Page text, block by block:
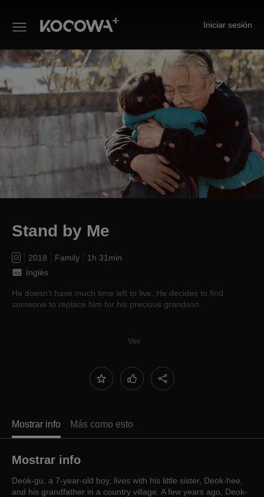
Iniciar sesión
Stand by Me
Stand by Me
G 2018 Family
1h 31min
Inglés
He doesn't have much time left to live. He decides to find
someone to replace him for his precious grandson.
Ver
Mostrar info Más como esto
Mostrar info
Deok-gu, a 7-year-old boy, lives with his little sister, Deok-hee,
and his grandfather in a country village. A few years ago, Deok-